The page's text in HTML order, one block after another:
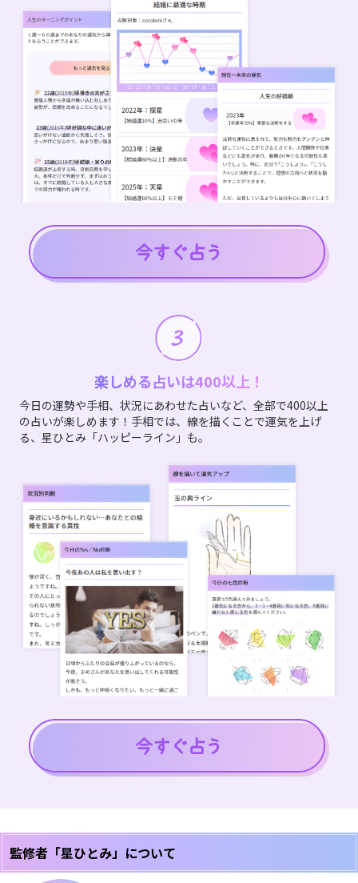
楽しめる占いは400以上！
今日の運勢や手相、状況にあわせた占いなど、全部で400以上
の占いが楽しめます！手相では、線を描くことで運気を上げ
る、星ひとみ「ハッピーライン」も。
監修者「星ひとみ」について